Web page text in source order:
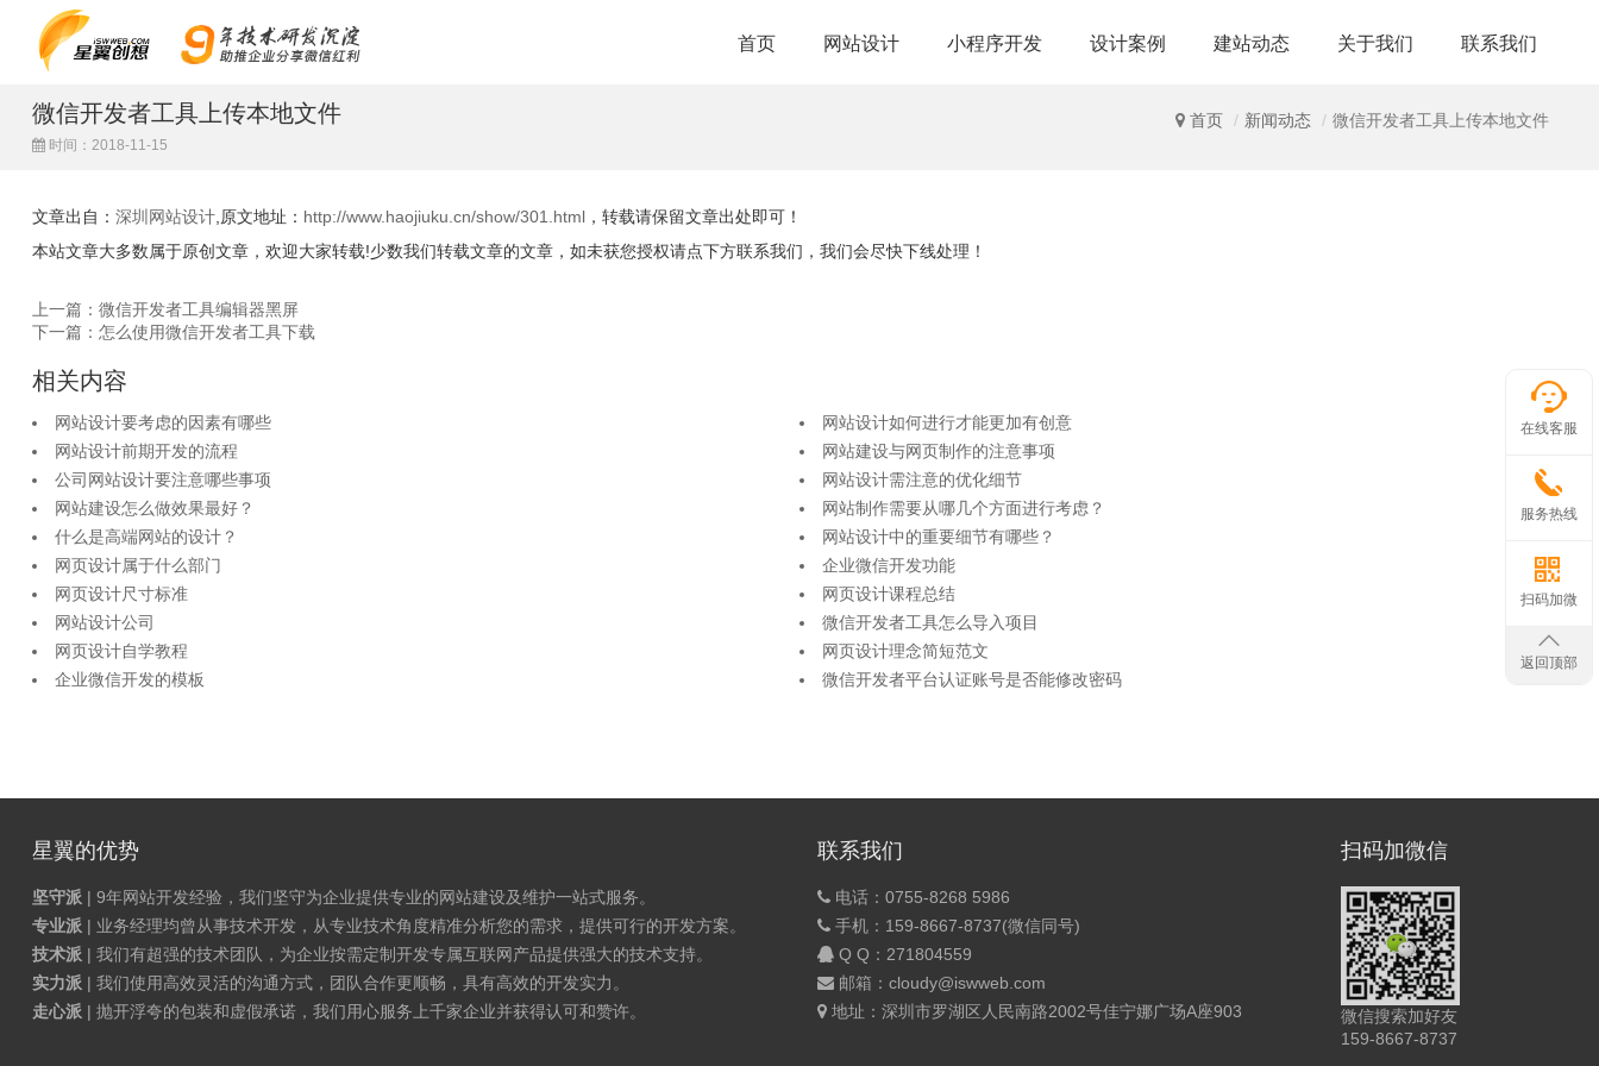
首页 网站设计 小程序开发 设计案例 建站动态 关于我们 联系我们
首页 新闻动态 微信开发者工具上传本地文件
微信开发者工具上传本地文件
时间：2018-11-15
文章出自： 深圳网站设计 ,原文地址： http://www.haojiuku.cn/show/301.html ，转载请保留文章出处即可！
本站文章大多数属于原创文章，欢迎大家转载!少数我们转载文章的文章，如未获您授权请点下方联系我们，我们会尽快下线处理！
上一篇：微信开发者工具编辑器黑屏
下一篇：怎么使用微信开发者工具下载
相关内容
网站设计要考虑的因素有哪些
网站设计如何进行才能更加有创意
网站设计前期开发的流程
网站建设与网页制作的注意事项
公司网站设计要注意哪些事项
网站设计需注意的优化细节
网站建设怎么做效果最好？
网站制作需要从哪几个方面进行考虑？
什么是高端网站的设计？
网站设计中的重要细节有哪些？
网页设计属于什么部门
企业微信开发功能
网页设计尺寸标准
网页设计课程总结
网站设计公司
微信开发者工具怎么导入项目
网页设计自学教程
网页设计理念简短范文
企业微信开发的模板
微信开发者平台认证账号是否能修改密码
星翼的优势
坚守派 | 9年网站开发经验，我们坚守为企业提供专业的网站建设及维护一站式服务。
专业派 | 业务经理均曾从事技术开发，从专业技术角度精准分析您的需求，提供可行的开发方案。
技术派 | 我们有超强的技术团队，为企业按需定制开发专属互联网产品提供强大的技术支持。
实力派 | 我们使用高效灵活的沟通方式，团队合作更顺畅，具有高效的开发实力。
走心派 | 抛开浮夸的包装和虚假承诺，我们用心服务上千家企业并获得认可和赞许。
联系我们
电话：0755-8268 5986
手机：159-8667-8737(微信同号)
Q Q： 271804559
邮箱：cloudy@iswweb.com
地址：深圳市罗湖区人民南路2002号佳宁娜广场A座903
扫码加微信
微信搜索加好友
159-8667-8737
在线客服
服务热线
扫码加微
返回顶部